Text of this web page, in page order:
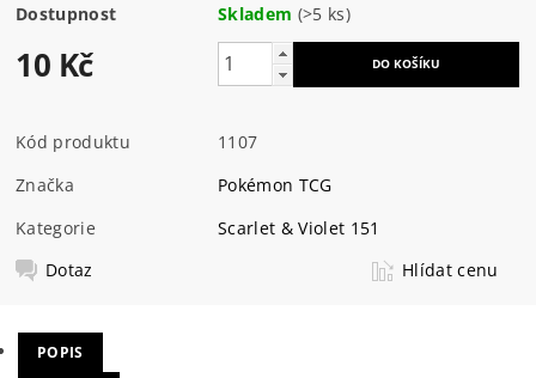
Dostupnost Skladem (>5 ks)
10 Kč
Kód produktu
1107
Značka
Pokémon TCG
Kategorie
Scarlet & Violet 151
Dotaz
Hlídat cenu
POPIS